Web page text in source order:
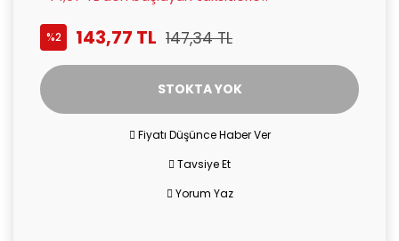
%2 143,77 TL 147,34 TL
STOKTA YOK
Fiyatı Düşünce Haber Ver
Tavsiye Et
Yorum Yaz